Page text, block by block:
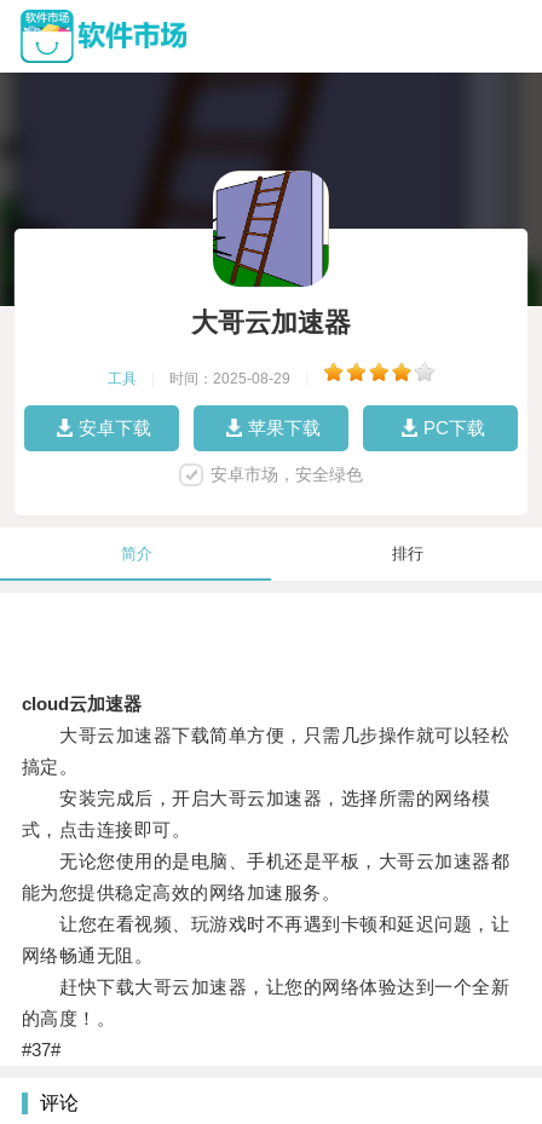
大哥云加速器
工具 时间：2025-08-29
安卓下载 苹果下载 PC下载
安卓市场，安全绿色
简介 排行
cloud云加速器
大哥云加速器下载简单方便，只需几步操作就可以轻松
搞定。
安装完成后，开启大哥云加速器，选择所需的网络模
式，点击连接即可。
无论您使用的是电脑、手机还是平板，大哥云加速器都
能为您提供稳定高效的网络加速服务。
让您在看视频、玩游戏时不再遇到卡顿和延迟问题，让
网络畅通无阻。
赶快下载大哥云加速器，让您的网络体验达到一个全新
的高度！。
#37#
评论